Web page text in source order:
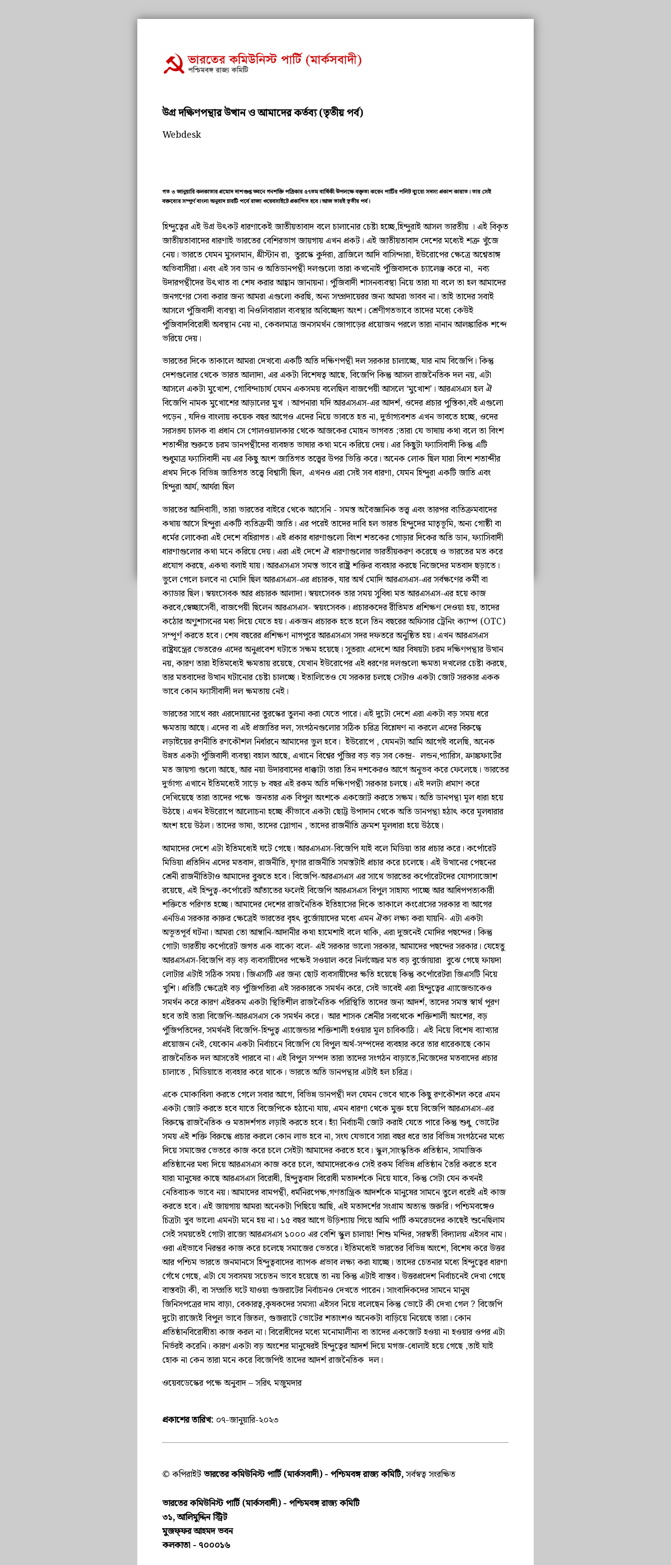
উগ্র দক্ষিণপন্থার উত্থান ও আমাদের কর্তব্য (তৃতীয় পর্ব)
Webdesk
গত ৩ জানুয়ারি কলকাতার প্রমোদ দাশগুপ্ত ভবনে গনশক্তি পত্রিকার ৫৭তম বার্ষিকী উপলক্ষে বক্তৃতা করেন পার্টির পলিট ব্যুরো সদস্য প্রকাশ কারাত। তার সেই
বক্তব্যের সম্পূর্ণ বাংলা অনুবাদ চারটি পর্বে রাজ্য ওয়েবসাইটে প্রকাশিত হবে। আজ তারই তৃতীয় পর্ব।
হিন্দুত্বের এই উগ্র উৎকট ধারণাকেই জাতীয়তাবাদ বলে চালানোর চেষ্টা হচ্ছে,হিন্দুরাই আসল ভারতীয় । এই বিকৃত
জাতীয়তাবাদের ধারণাই ভারতের বেশিরভাগ জায়গায় এখন প্রকট। এই জাতীয়তাবাদ দেশের মধ্যেই শত্রু খুঁজে
নেয়। ভারতে যেমন মুসলমান, খ্রীস্টান রা, তুরস্কে কুর্দরা, ব্রাজিলে আদি বাসিন্দারা, ইউরোপের ক্ষেত্রে অশ্বেতাঙ্গ
অভিবাসীরা। এবং এই সব ডান ও অতিডানপন্থী দলগুলো তারা কখনোই পুঁজিবাদকে চ্যালেঞ্জ করে না, নব্য
উদারপন্থীদের উৎখাত বা শেষ করার আহ্বান জানায়না। পুঁজিবাদী শাসনব্যবস্থা নিয়ে তারা যা বলে তা হল আমাদের
জনগণের সেবা করার জন্য আমরা এগুলো করছি, অন্য সম্প্রদায়েরর জন্য আমরা ভাবব না। তাই তাদের সবাই
আসলে পুঁজিবাদী ব্যবস্থা বা নিওলিবারাল ব্যবস্থার অবিচ্ছেদ্য অংশ। শ্রেণীগতভাবে তাদের মধ্যে কেউই
পুঁজিবাদবিরোধী অবস্থান নেয় না, কেবলমাত্র জনসমর্থন জোগাড়ের প্রয়োজন পরলে তারা নানান আলঙ্কারিক শব্দে
ভরিয়ে দেয়।
ভারতের দিকে তাকালে আমরা দেখবো একটি অতি দক্ষিণপন্থী দল সরকার চালাচ্ছে, যার নাম বিজেপি। কিন্তু
দেশগুলোর থেকে ভারত আলাদা, এর একটা বিশেষত্ব আছে, বিজেপি কিন্তু আসল রাজনৈতিক দল নয়, এটা
আসলে একটা মুখোশ, গোবিন্দাচার্য যেমন একসময় বলেছিল বাজপেয়ী আসলে ‘মুখোশ’। আরএসএস হল ঐ
বিজেপি নামক মুখোশের আড়ালের মুখ । আপনারা যদি আরএসএস-এর আদর্শ, ওদের প্রচার পুস্তিকা,বই এগুলো
পড়েন , যদিও বাংলায় কয়েক বছর আগেও এদের নিয়ে ভাবতে হত না, দুর্ভাগ্যবশত এখন ভাবতে হচ্ছে, ওদের
সরসঙ্ঘ চালক বা প্রধান সে গোলওয়ালকার থেকে আজকের মোহন ভাগবত ;তারা যে ভাষায় কথা বলে তা বিংশ
শতাব্দীর শুরুতে চরম ডানপন্থীদের ব্যবহৃত ভাষার কথা মনে করিয়ে দেয়। এর কিছুটা ফ্যাসিবাদী কিন্তু এটি
শুধুমাত্র ফ্যাসিবাদী নয় এর কিছু অংশ জাতিগত তত্ত্বের উপর ভিত্তি করে। অনেক লোক ছিল যারা বিংশ শতাব্দীর
প্রথম দিকে বিভিন্ন জাতিগত তত্ত্বে বিশ্বাসী ছিল, এখনও এরা সেই সব ধারণা, যেমন হিন্দুরা একটি জাতি এবং
হিন্দুরা আর্য, আর্যরা ছিল
ভারতের আদিবাসী, তারা ভারতের বাইরে থেকে আসেনি - সমস্ত অবৈজ্ঞানিক তত্ত্ব এবং তারপর ব্যতিক্রমবাদের
কথায় আসে হিন্দুরা একটি ব্যতিক্রমী জাতি। এর পরেই তাদের দাবি হল ভারত হিন্দুদের মাতৃভূমি, অন্য গোষ্ঠী বা
ধর্মের লোকেরা এই দেশে বহিরাগত। এই প্রকার ধারণাগুলো বিংশ শতকের গোড়ার দিকের অতি ডান, ফ্যাসিবাদী
ধারণাগুলোর কথা মনে করিয়ে দেয়। এরা এই দেশে ঐ ধারণাগুলোর ভারতীয়করণ করেছে ও ভারতের মত করে
প্রযোগ করছে, একথা বলাই যায়। আরএসএস সমস্ত ভাবে রাষ্ট্র শক্তির ব্যবহার করছে নিজেদের মতবাদ ছড়াতে।
ভুলে গেলে চলবে না মোদি ছিল আরএসএস-এর প্রচারক, যার অর্থ মোদি আরএসএস-এর সর্বক্ষণের কর্মী বা
ক্যাডার ছিল। স্বয়ংসেবক আর প্রচারক আলাদা। স্বয়ংসেবক তার সময় সুবিধা মত আরএসএস-এর হয়ে কাজ
করবে,স্বেচ্ছাসেবী, বাজপেয়ী ছিলেন আরএসএস- স্বয়ংসেবক। প্রচারকদের রীতিমত প্রশিক্ষণ দেওয়া হয়, তাদের
কঠোর অণুশাসনের মধ্য দিয়ে যেতে হয়। একজন প্রচারক হতে হলে তিন বছরের অফিসার ট্রেনিং ক্যাম্প (OTC)
সম্পূর্ণ করতে হবে। শেষ বছরের প্রশিক্ষণ নাগপুরে আরএসএস সদর দফতরে অনুষ্ঠিত হয়। এখন আরএসএস
রাষ্ট্রযন্ত্রের ভেতরেও এদের অনুপ্রবেশ ঘটাতে সক্ষম হয়েছে। সুতরাং এদেশে আর বিষয়টা চরম দক্ষিণপন্থার উত্থান
নয়, কারণ তারা ইতিমধ্যেই ক্ষমতায় রয়েছে, যেখান ইউরোপের এই ধরণের দলগুলো ক্ষমতা দখলের চেষ্টা করছে,
তার মতবাদের উত্থান ঘটানোর চেষ্টা চালচ্ছে। ইতালিতেও যে সরকার চলছে সেটাও একটা জোট সরকার একক
ভাবে কোন ফ্যাসীবাদী দল ক্ষমতায় নেই।
ভারতের সাথে বরং এরদোয়ানের তুরস্কের তুলনা করা যেতে পারে। এই দুটো দেশে এরা একটা বড় সময় ধরে
ক্ষমতায় আছে। এদের বা এই প্রজাতির দল, সংগঠনগুলোর সঠিক চরিত্র বিশ্লেষণ না করলে এদের বিরুদ্ধে
লড়াইয়ের রণনীতি রণকৌশল নির্ধারনে আমাদের ভুল হবে। ইউরোপে , যেমনটা আমি আগেই বলেছি, অনেক
উন্নত একটা পুঁজিবাদী ব্যবস্থা বহাল আছে, এখানে বিশ্বের পুঁজির বড় বড় সব কেন্দ্র- লন্ডন,প্যারিস, ফ্রাঙ্কফার্টের
মত জায়গা গুলো আছে, আর নয়া উদারবাদের ধাক্কাটা তারা তিন দশকেরও আগে অনুভব করে ফেলেছে। ভারতের
দুর্ভাগ্য এখানে ইতিমধ্যেই সাড়ে ৮ বছর এই রকম অতি দক্ষিণপন্থী সরকার চলছে। এই দলটা প্রমাণ করে
দেখিয়েছে তারা তাদের পক্ষে জনতার এক বিপুল অংশকে একজোট করতে সক্ষম। অতি ডানপন্থা মূল ধারা হয়ে
উঠছে। এখন ইউরোপে আলোচনা হচ্ছে কীভাবে একটা ছোট্ট উপাদান থেকে অতি ডানপন্থা হঠাৎ করে মূলধারার
অংশ হয়ে উঠল। তাদের ভাষা, তাদের স্লোগান , তাদের রাজনীতি ক্রমশ মূলধারা হয়ে উঠছে।
আমাদের দেশে এটা ইতিমধ্যেই ঘটে গেছে। আরএসএস-বিজেপি যাই বলে মিডিয়া তার প্রচার করে। কর্পোরেট
মিডিয়া প্রতিদিন এদের মতবাদ, রাজনীতি, ঘৃণার রাজনীতি সমস্তটাই প্রচার করে চলেছে। এই উত্থানের পেছনের
শ্রেনী রাজনীতিটাও আমাদের বুঝতে হবে। বিজেপি-আরএসএস এর সাথে ভারতের কর্পোরেটদের যোগসাজোশ
রয়েছে, এই হিন্দুত্ব-কর্পোরেট আঁতাতের ফলেই বিজেপি আরএসএস বিপুল সাহায্য পাচ্ছে আর আধিপপত্যকারী
শক্তিতে পরিণত হচ্ছে। আমাদের দেশের রাজনৈতিক ইতিহাসের দিকে তাকালে কংগ্রেসের সরকার বা আগের
এনডিএ সরকার কারুর ক্ষেত্রেই ভারতের বৃহৎ বুর্জোয়াদের মধ্যে এমন ঐক্য লক্ষ্য করা যায়নি- এটা একটা
অভূতপূর্ব ঘটনা। আমরা তো আম্বানি-আদানীর কথা হামেশাই বলে থাকি, এরা দুজনেই মোদির পছন্দের। কিন্তু
গোটা ভারতীয় কর্পোরেট জগত এক বাক্যে বলে- এই সরকার ভালো সরকার, আমাদের পছন্দের সরকার। যেহেতু
আরএসএস-বিজেপি বড় বড় ব্যবসায়ীদের পক্ষেই সওয়াল করে নির্লজ্জের মত বড় বুর্জোয়ারা বুঝে গেছে ফায়দা
লোটার এটাই সঠিক সময়। জিএসটি এর জন্য ছোট ব্যবসায়ীদের ক্ষতি হয়েছে কিন্তু কর্পোরেটরা জিএসটি নিয়ে
খুশি। প্রতিটি ক্ষেত্রেই বড় পুঁজিপতিরা এই সরকারকে সমর্থন করে, সেই ভাবেই এরা হিন্দুত্বের এ্যাজেন্ডাকেও
সমর্থন করে কারণ এইরকম একটা স্থিতিশীল রাজনৈতিক পরিস্থিতি তাদের জন্য আদর্শ, তাদের সমস্ত স্বার্থ পূরণ
হবে তাই তারা বিজেপি-আরএসএস কে সমর্থন করে। আর শাসক শ্রেনীর সবথেকে শক্তিশালী অংশের, বড়
পুঁজিপতিদের, সমর্থনই বিজেপি-হিন্দুত্ব এ্যাজেন্ডার শক্তিশালী হওয়ার মূল চাবিকাঠি। এই নিয়ে বিশেষ ব্যাখ্যার
প্রয়োজন নেই, যেকোন একটা নির্বাচনে বিজেপি যে বিপুল অর্থ-সম্পদের ব্যবহার করে তার ধারেকাছে কোন
রাজনৈতিক দল আসতেই পারবে না। এই বিপুল সম্পদ তারা তাদের সংগঠন বাড়াতে,নিজেদের মতবাদের প্রচার
চালাতে , মিডিয়াতে ব্যবহার করে থাকে। ভারতে অতি ডানপন্থার এটাই হল চরিত্র।
একে মোকাবিলা করতে গেলে সবার আগে, বিভিন্ন ডানপন্থী দল যেমন ভেবে থাকে কিছু রণকৌশল করে এমন
একটা জোট করতে হবে যাতে বিজেপিকে হঠানো যায়, এমন ধারণা থেকে মুক্ত হয়ে বিজেপি আরএসএস-এর
বিরুদ্ধে রাজনৈতিক ও মতাদর্শগত লড়াই করতে হবে। হ্যাঁ নির্বাচনী জোট করাই যেতে পারে কিন্তু শুধু ভোটের
সময় এই শক্তি বিরুদ্ধে প্রচার করলে কোন লাভ হবে না, সংঘ যেভাবে সারা বছর ধরে তার বিভিন্ন সংগঠনের মধ্যে
দিয়ে সমাজের ভেতরে কাজ করে চলে সেইটা আমাদের করতে হবে। স্কুল,সাংস্কৃতিক প্রতিষ্ঠান, সামাজিক
প্রতিষ্ঠানের মধ্য দিয়ে আরএসএস কাজ করে চলে, আমাদেরকেও সেই রকম বিভিন্ন প্রতিষ্ঠান তৈরি করতে হবে
যারা মানুষের কাছে আরএসএস বিরোধী, হিন্দুত্ববাদ বিরোধী মতাদর্শকে নিয়ে যাবে, কিন্তু সেটা যেন কখনই
নেতিবাচক ভাবে নয়। আমাদের বামপন্থী, ধর্মনিরপেক্ষ,গণতান্ত্রিক আদর্শকে মানুষের সামনে তুলে ধরেই এই কাজ
করতে হবে। এই জায়গায় আমরা অনেকটা পিছিয়ে আছি, এই মতাদর্শের সংগ্রাম অত্যন্ত জরুরি। পশ্চিমবঙ্গেও
চিত্রটা খুব ভালো এমনটা মনে হয় না। ১৫ বছর আগে উড়িশ্যায় গিয়ে আমি পার্টি কমরেডদের কাছেই শুনেছিলাম
সেই সময়তেই গোটা রাজ্যে আরএসএস ১০০০ এর বেশি স্কুল চালায়! শিশু মন্দির, সরস্বতী বিদ্যালয় এইসব নাম।
ওরা এইভাবে নিরন্তর কাজ করে চলেছে সমাজের ভেতরে। ইতিমধ্যেই ভারতের বিভিন্ন অংশে, বিশেষ করে উত্তর
আর পশ্চিম ভারতে জনমানসে হিন্দুত্ববাদের ব্যাপক প্রভাব লক্ষ্য করা যাচ্ছে। তাদের চেতনার মধ্যে হিন্দুত্বের ধারণা
গেঁথে গেছে, এটা যে সবসময় সচেতন ভাবে হয়েছে তা নয় কিন্তু এটাই বাস্তব। উত্তরপ্রদেশ নির্বাচনেই দেখা গেছে
বাস্তবটা কী, বা সম্প্রতি ঘটে যাওয়া গুজরাটের নির্বাচনও দেখতে পারেন। সাংবাদিকদের সামনে মানুষ
জিনিসপত্রের দাম বাড়া, বেকারত্ব,কৃষকদের সমস্যা এইসব নিয়ে বলেছেন কিন্তু ভোটে কী দেখা গেল ? বিজেপি
দুটো রাজ্যেই বিপুল ভাবে জিতল, গুজরাটে ভোটের শতাংশও অনেকটা বাড়িয়ে নিয়েছে তারা। কোন
প্রতিষ্ঠানবিরোধীতা কাজ করল না। বিরোধীদের মধ্যে মনোমালীন্য বা তাদের একজোট হওয়া না হওয়ার ওপর এটা
নির্ভরই করেনি। কারণ একটা বড় অংশের মানুষেরই হিন্দুত্বের আদর্শ দিয়ে মগজ-ধোলাই হয়ে গেছে ,তাই যাই
হোক না কেন তারা মনে করে বিজেপিই তাদের আদর্শ রাজনৈতিক দল।
ওয়েবডেস্কের পক্ষে অনুবাদ – সরিৎ মজুমদার
প্রকাশের তারিখ: ০৭-জানুয়ারি-২০২৩
© কপিরাইটভারতের কমিউনিস্ট পার্টি (মার্কসবাদী) - পশ্চিমবঙ্গ রাজ্য কমিটি,সর্বস্বত্ব সংরক্ষিত
ভারতের কমিউনিস্ট পার্টি (মার্কসবাদী) - পশ্চিমবঙ্গ রাজ্য কমিটি
৩১, আলিমুদ্দিন স্ট্রিট
মুজফ্ফ‌র আহমদ ভবন
কলকাতা - ৭০০০১৬